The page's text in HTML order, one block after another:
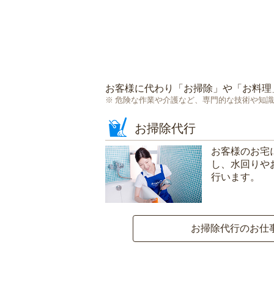
お客様に代わり「 お掃除 」や「 お料理
危険な作業や介護など、専門的な技術や知
お掃除代行
お客様のお宅
し、水回りや
行います。
お掃除代行のお仕